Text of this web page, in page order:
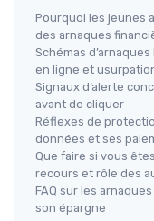
Pourquoi les jeunes
des arnaques
Schémas
en ligne et
Signaux d’alerte
avant de cliquer
Réflexes de
données et ses
Que faire si vous
recours et rôle des
FAQ sur les
son épargne